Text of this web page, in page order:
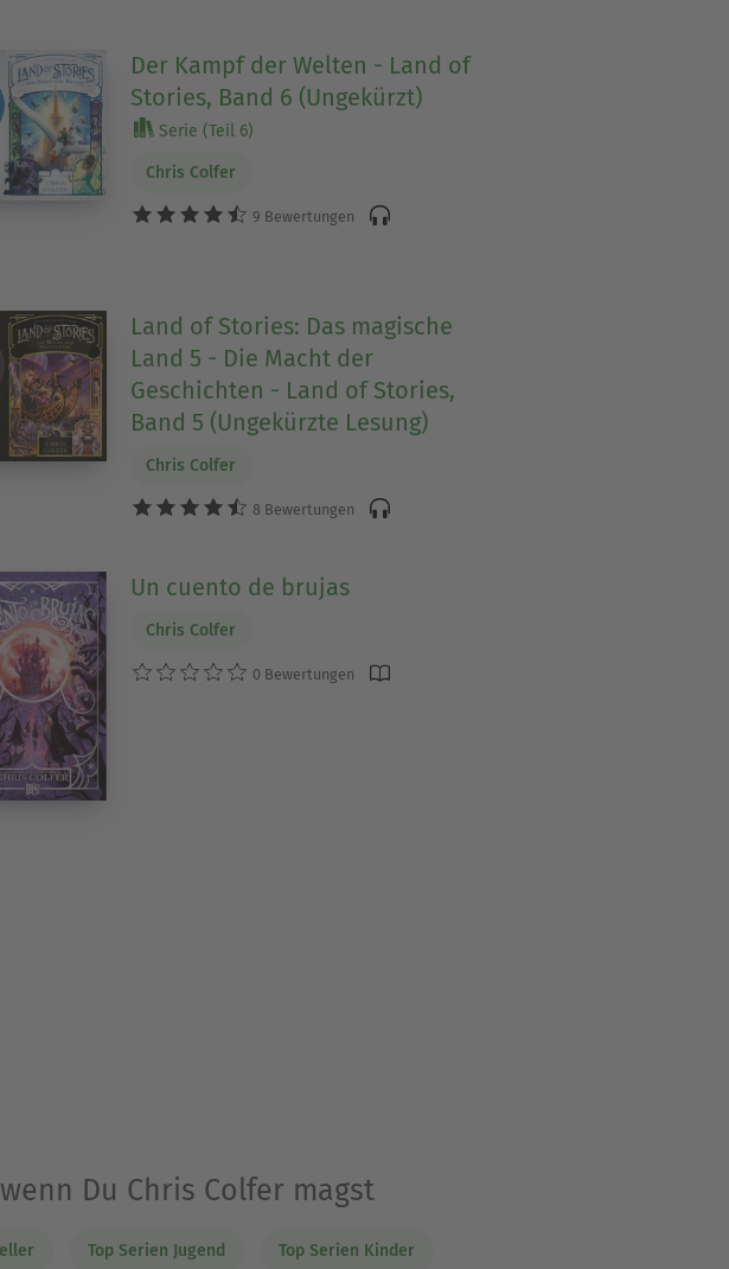
Der Kampf der Welten - Land of
Stories, Band 6 (Ungekürzt)
Serie (Teil 6)
Chris Colfer
9 Bewertungen
Land of Stories: Das magische
Land 5 - Die Macht der
Geschichten - Land of Stories,
Band 5 (Ungekürzte Lesung)
Chris Colfer
8 Bewertungen
Un cuento de brujas
Chris Colfer
0 Bewertungen
Du Chris Colfer magst
Top Serien Jugend Top Serien Kinder